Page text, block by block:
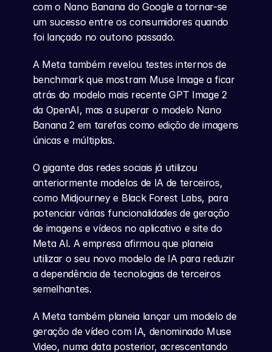
com o Nano Banana do Google a tornar-se
um sucesso entre os consumidores quando
foi lançado no outono passado.
A Meta também revelou testes internos de
benchmark que mostram Muse Image a ficar
atrás do modelo mais recente GPT Image 2
da OpenAI, mas a superar o modelo Nano
Banana 2 em tarefas como edição de imagens
únicas e múltiplas.
O gigante das redes sociais já utilizou
anteriormente modelos de IA de terceiros,
como Midjourney e Black Forest Labs, para
potenciar várias funcionalidades de geração
de imagens e vídeos no aplicativo e site do
Meta AI. A empresa afirmou que planeia
utilizar o seu novo modelo de IA para reduzir
a dependência de tecnologias de terceiros
semelhantes.
A Meta também planeia lançar um modelo de
geração de vídeo com IA, denominado Muse
Video, numa data posterior, acrescentando